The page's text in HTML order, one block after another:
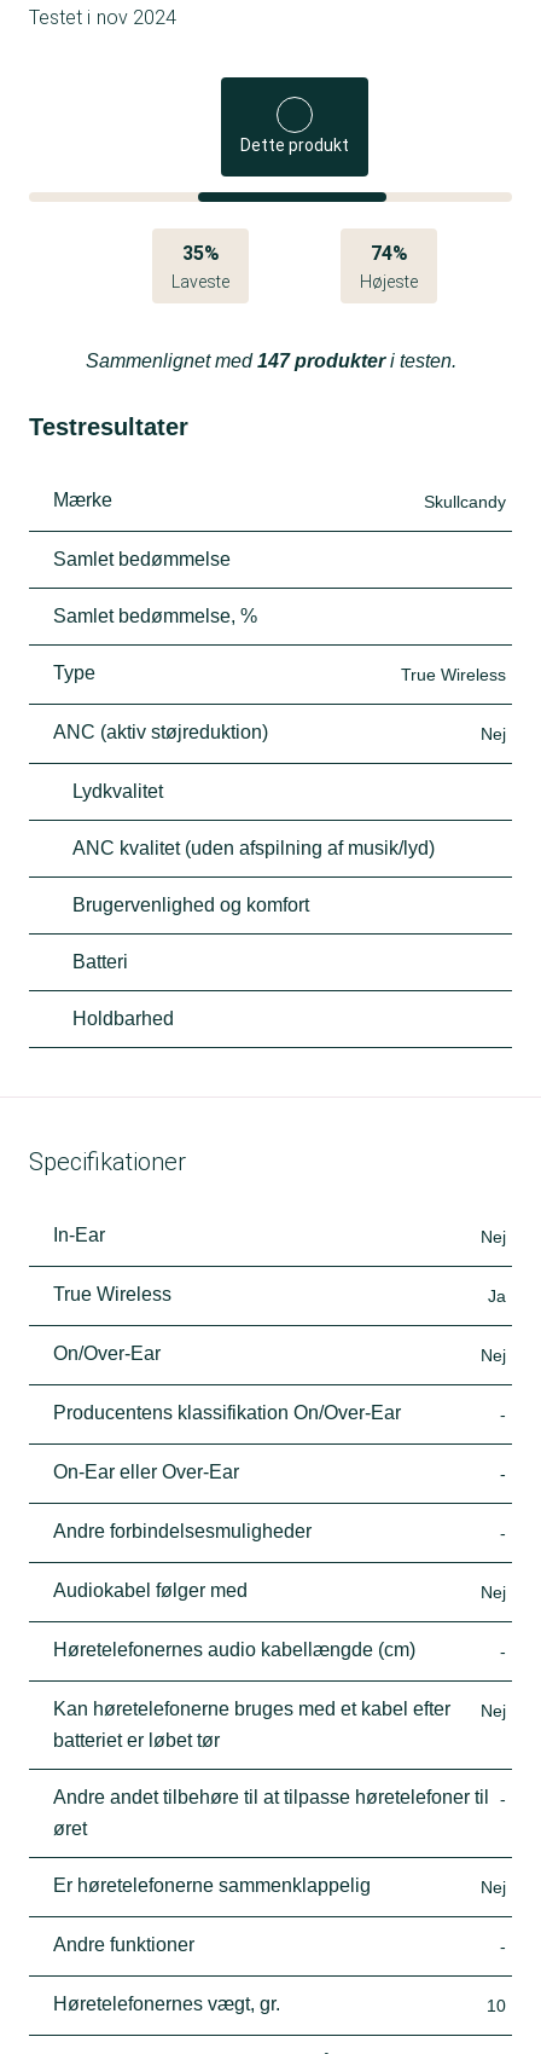
Testet i nov 2024
Dette produkt
35%
Laveste
74%
Højeste
Sammenlignet med147 produkteri testen.
Testresultater
Mærke Skullcandy
Samlet bedømmelse
Samlet bedømmelse, %
Type True Wireless
ANC (aktiv støjreduktion) Nej
Lydkvalitet
ANC kvalitet (uden afspilning af musik/lyd)
Brugervenlighed og komfort
Batteri
Holdbarhed
Specifikationer
In-Ear Nej
True Wireless Ja
On/Over-Ear Nej
Producentens klassifikation On/Over-Ear -
On-Ear eller Over-Ear -
Andre forbindelsesmuligheder -
Audiokabel følger med Nej
Høretelefonernes audio kabellængde (cm) -
Kan høretelefonerne bruges med et kabel efter
batteriet er løbet tør
Nej
Andre andet tilbehøre til at tilpasse høretelefoner til
øret
-
Er høretelefonerne sammenklappelig Nej
Andre funktioner -
Høretelefonernes vægt, gr. 10